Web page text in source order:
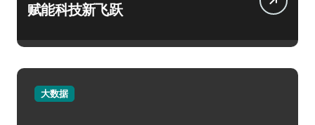
赋能科技新飞跃
大数据